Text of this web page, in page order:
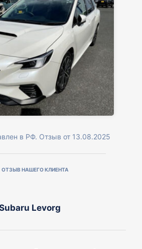
в РФ. Отзыв от 13.08.2025
ОТЗЫВ НАШЕГО КЛИЕНТА
Levorg